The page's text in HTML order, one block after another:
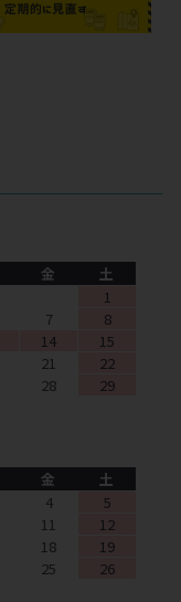
金
土
1
7
8
14
15
21
22
28
29
金
土
4
5
11
12
18
19
25
26